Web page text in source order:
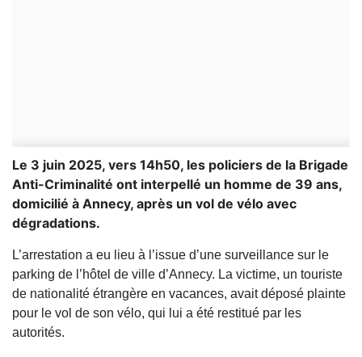
Le 3 juin 2025, vers 14h50, les policiers de la Brigade
Anti-Criminalité ont interpellé un homme de 39 ans,
domicilié à Annecy, après un vol de vélo avec
dégradations.
L’arrestation a eu lieu à l’issue d’une surveillance sur le
parking de l’hôtel de ville d’Annecy. La victime, un touriste
de nationalité étrangère en vacances, avait déposé plainte
pour le vol de son vélo, qui lui a été restitué par les
autorités.